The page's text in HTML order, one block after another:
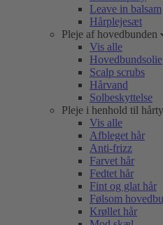
Leave in balsam
Hårplejesæt
Pleje af hovedbunden
Vis alle
Hovedbundsolie
Scalp scrubs
Hårvand
Solbeskyttelse
Pleje i henhold til
Vis alle
Afbleget hår
Anti-frizz
Farvet hår
Fedtet hår
Fint og glat hår
Følsom
Krøllet hår